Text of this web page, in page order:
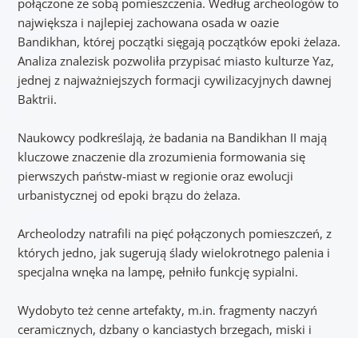
największa i najlepiej zachowana osada w oazie
Bandikhan, której początki sięgają początków epoki żelaza.
Analiza znalezisk pozwoliła przypisać miasto kulturze Yaz,
jednej z najważniejszych formacji cywilizacyjnych dawnej
Baktrii.
Naukowcy podkreślają, że badania na Bandikhan II mają
kluczowe znaczenie dla zrozumienia formowania się
pierwszych państw-miast w regionie oraz ewolucji
urbanistycznej od epoki brązu do żelaza.
Archeolodzy natrafili na pięć połączonych pomieszczeń, z
których jedno, jak sugerują ślady wielokrotnego palenia i
specjalna wnęka na lampę, pełniło funkcję sypialni.
Wydobyto też cenne artefakty, m.in. fragmenty naczyń
ceramicznych, dzbany o kanciastych brzegach, miski i